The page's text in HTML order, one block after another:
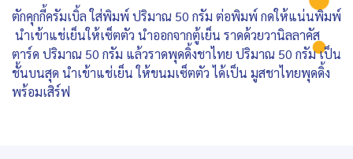
ตักคุกกี้ครัมเบิ้ล ใส่พิมพ์ ปริมาณ 50 กรัม ต่อพิมพ์ กดให้แน่นพิมพ์
นำเข้าแช่เย็นให้เซ็ตตัว นำออกจากตู้เย็น ราดด้วยวานิลลาคัส
ตาร์ด ปริมาณ 50 กรัม แล้วราดพุดดิ้งชาไทย ปริมาณ 50 กรัม เป็น
ชั้นบนสุด นำเข้าแช่เย็น ให้ขนมเซ็ตตัว ได้เป็น มูสชาไทยพุดดิ้ง
พร้อมเสิร์ฟ